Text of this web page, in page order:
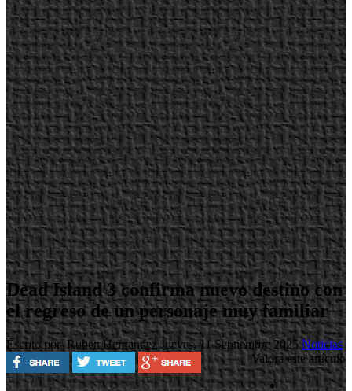
Dead Island 3 confirma nuevo destino con
el regreso de un personaje muy familiar
Escrito por Ruben Hernandez Jueves, 11 Septiembre 2025Noticias
Valora este artículo